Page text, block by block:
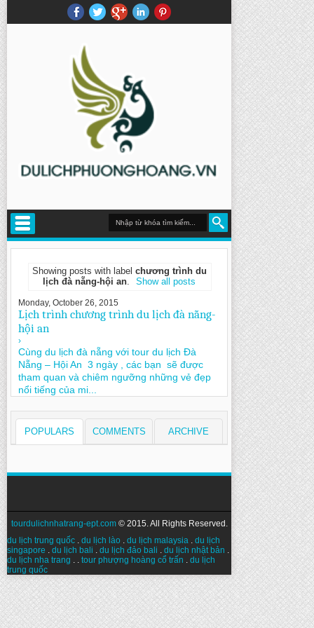
Showing posts with label chương trình du
lịch đà nẵng-hội an. Show all posts
Monday, October 26, 2015
Lịch trình chương trình du lịch đà nẵng-
hội an
›
Cùng du lịch đà nẵng với tour du lịch Đà
Nẵng – Hội An 3 ngày , các bạn sẽ được
tham quan và chiêm ngưỡng những vẻ đẹp
nổi tiếng của mi...
POPULARS COMMENTS ARCHIVE
tourdulichnhatrang-ept.com© 2015. All Rights Reserved.
du lịch trung quốc . du lịch lào . du lịch malaysia . du lịch
singapore . du lịch bali . du lịch đảo bali . du lịch nhật bản .
du lịch nha trang . . tour phượng hoàng cổ trấn . du lịch
trung quốc